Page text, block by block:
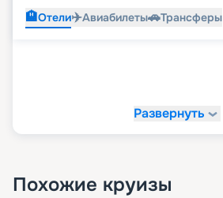
🏨Отели✈️Авиабилеты🚗Трансферы
Развернуть
Похожие круизы